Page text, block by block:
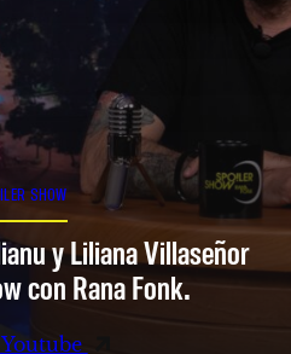
SHOW
y Liliana Villaseñor
con Rana Fonk.